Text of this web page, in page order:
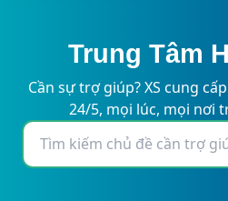
Trung Tâm
Cần sự trợ giúp? XS cung
24/5, mọi lúc, mọi nơi